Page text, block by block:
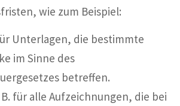
wie zum Beispiel:
Unterlagen, die bestimmte
im Sinne des
betreffen.
B. für alle Aufzeichnungen, die bei